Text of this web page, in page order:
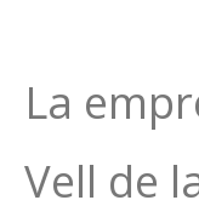
La
Vell de